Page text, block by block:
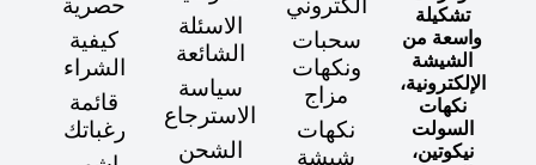
تشكيلة
واسعة من
الشيشة
الإلكترونية،
نكهات
السولت
نيكوتين،
الكتروني
سحبات
ونكهات
مزاج
نكهات
شيشة
الاسئلة
الشائعة
سياسة
الاسترجاع
الشحن
حصرية
كيفية
الشراء
قائمة
رغباتك